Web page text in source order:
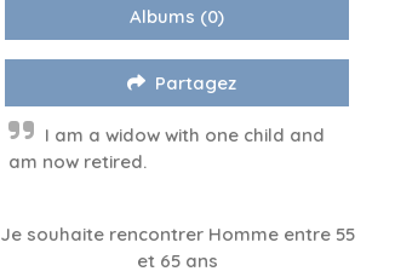
Albums (0)
Partagez
I am a widow with one child and
am now retired.
Je souhaite rencontrer Homme entre 55
et 65 ans